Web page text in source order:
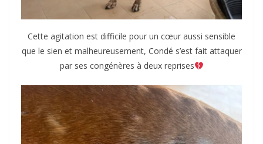
Cette agitation est difficile pour un cœur aussi sensible
que le sien et malheureusement, Condé s’est fait attaquer
par ses congénères à deux reprises